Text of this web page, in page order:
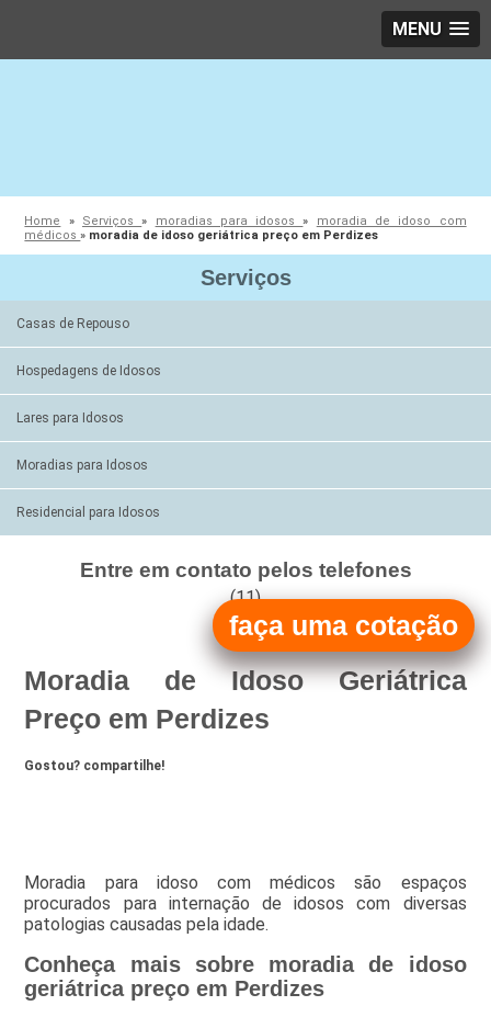
MENU
Home » Serviços» moradias para idosos» moradia de idoso com
médicos» moradia de idoso geriátrica preço em Perdizes
Serviços
Casas de Repouso
Hospedagens de Idosos
Lares para Idosos
Moradias para Idosos
Residencial para Idosos
Entre em contato pelos telefones
(11)
(11)
Moradia de Idoso Geriátrica
Preço em Perdizes
Gostou? compartilhe!
Moradia para idoso com médicos são espaços
procurados para internação de idosos com diversas
patologias causadas pela idade.
Conheça mais sobre moradia de idoso
geriátrica preço em Perdizes
faça uma cotação